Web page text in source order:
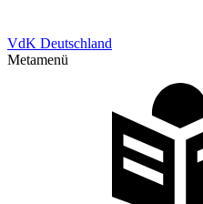
VdK Deutschland
Metamenü